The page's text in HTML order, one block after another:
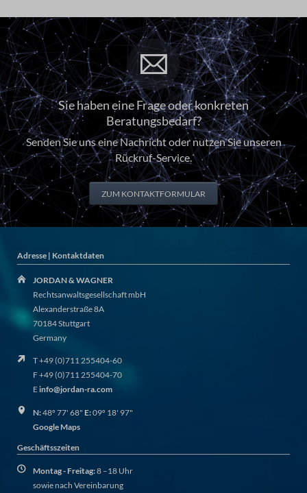
Sie haben eine Frage oder konkreten
Beratungsbedarf?
Senden Sie uns eine Nachricht oder nutzen Sie unseren
Rückruf-Service.
ZUM KONTAKTFORMULAR
Adresse | Kontaktdaten
JORDAN & WAGNER
Rechtsanwaltsgesellschaft mbH
Alexanderstraße 8A
70184 Stuttgart
Germany
T +49 (0)711 255404-60
F +49 (0)711 255404-70
Einfo@jordan-ra.com
N:48º 77' 68" E:09º 18' 97"
Google Maps
Geschäftsszeiten
Montag - Freitag:8 –18 Uhr
sowie nach Vereinbarung